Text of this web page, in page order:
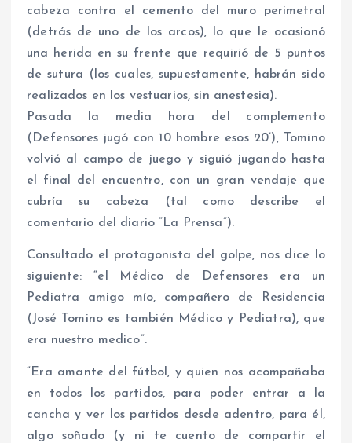
cabeza contra el cemento del muro perimetral
(detrás de uno de los arcos), lo que le ocasionó
una herida en su frente que requirió de 5 puntos
de sutura (los cuales, supuestamente, habrán sido
realizados en los vestuarios, sin anestesia).
Pasada la media hora del complemento
(Defensores jugó con 10 hombre esos 20’), Tomino
volvió al campo de juego y siguió jugando hasta
el final del encuentro, con un gran vendaje que
cubría su cabeza (tal como describe el
comentario del diario “La Prensa”).
Consultado el protagonista del golpe, nos dice lo
siguiente: “el Médico de Defensores era un
Pediatra amigo mío, compañero de Residencia
(José Tomino es también Médico y Pediatra), que
era nuestro medico”.
“Era amante del fútbol, y quien nos acompañaba
en todos los partidos, para poder entrar a la
cancha y ver los partidos desde adentro, para él,
algo soñado (y ni te cuento de compartir el